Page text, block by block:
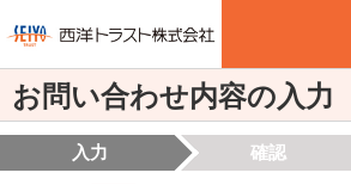
お問い合わせ内容の入力
入力 確認